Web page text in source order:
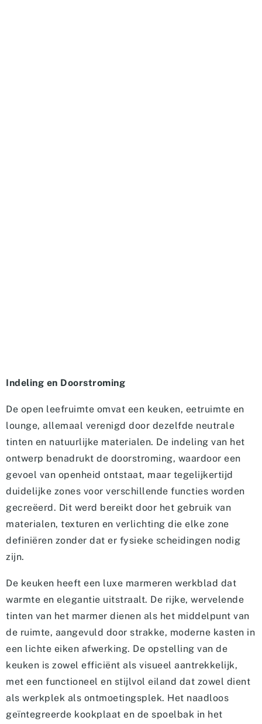
Indeling en Doorstroming
De open leefruimte omvat een keuken, eetruimte en
lounge, allemaal verenigd door dezelfde neutrale
tinten en natuurlijke materialen. De indeling van het
ontwerp benadrukt de doorstroming, waardoor een
gevoel van openheid ontstaat, maar tegelijkertijd
duidelijke zones voor verschillende functies worden
gecreëerd. Dit werd bereikt door het gebruik van
materialen, texturen en verlichting die elke zone
definiëren zonder dat er fysieke scheidingen nodig
zijn.
De keuken heeft een luxe marmeren werkblad dat
warmte en elegantie uitstraalt. De rijke, wervelende
tinten van het marmer dienen als het middelpunt van
de ruimte, aangevuld door strakke, moderne kasten in
een lichte eiken afwerking. De opstelling van de
keuken is zowel efficiënt als visueel aantrekkelijk,
met een functioneel en stijlvol eiland dat zowel dient
als werkplek als ontmoetingsplek. Het naadloos
geïntegreerde kookplaat en de spoelbak in het